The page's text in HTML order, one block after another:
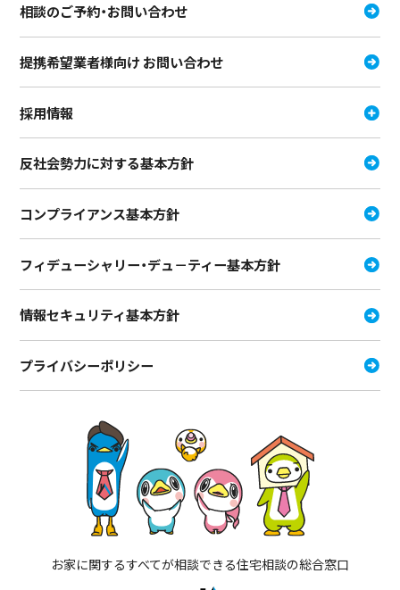
相談のご予約・お問い合わせ
提携希望業者様向け お問い合わせ
採用情報
反社会勢力に対する基本方針
コンプライアンス基本方針
フィデューシャリー・デュ－ティー基本方針
情報セキュリティ基本方針
プライバシーポリシー
お家に関するすべてが相談できる住宅相談の総合窓口